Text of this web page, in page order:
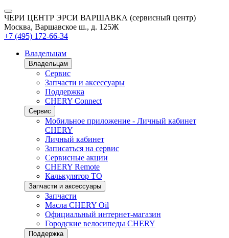
ЧЕРИ ЦЕНТР ЭРСИ ВАРШАВКА (сервисный центр)
Москва, Варшавское ш., д. 125Ж
+7 (495) 172-66-34
Владельцам
Владельцам
Сервис
Запчасти и аксессуары
Поддержка
CHERY Connect
Сервис
Мобильное приложение - Личный кабинет
CHERY
Личный кабинет
Записаться на сервис
Сервисные акции
CHERY Remote
Калькулятор ТО
Запчасти и аксессуары
Запчасти
Масла CHERY Oil
Официальный интернет-магазин
Городские велосипеды CHERY
Поддержка